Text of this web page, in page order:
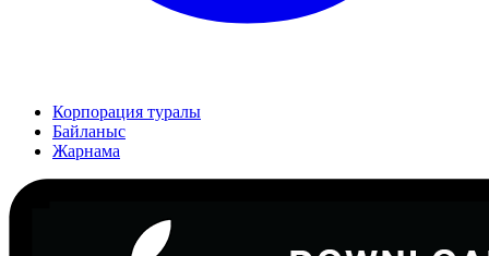
Корпорация туралы
Байланыс
Жарнама